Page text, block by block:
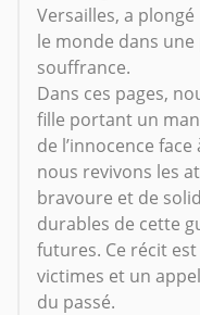
Versailles, a plongé
le monde dans
souffrance.
Dans ces pages,
fille portant un
de l’innocence
nous revivons les
bravoure et de
durables de cette
futures. Ce récit
victimes et un
du passé.